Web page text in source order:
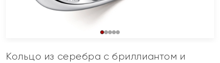
Кольцо из серебра с бриллиантом и